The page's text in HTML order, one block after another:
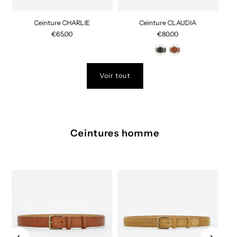
Ceinture CHARLIE
€65,00
Ceinture CLAUDIA
€80,00
Voir tout
Ceintures homme